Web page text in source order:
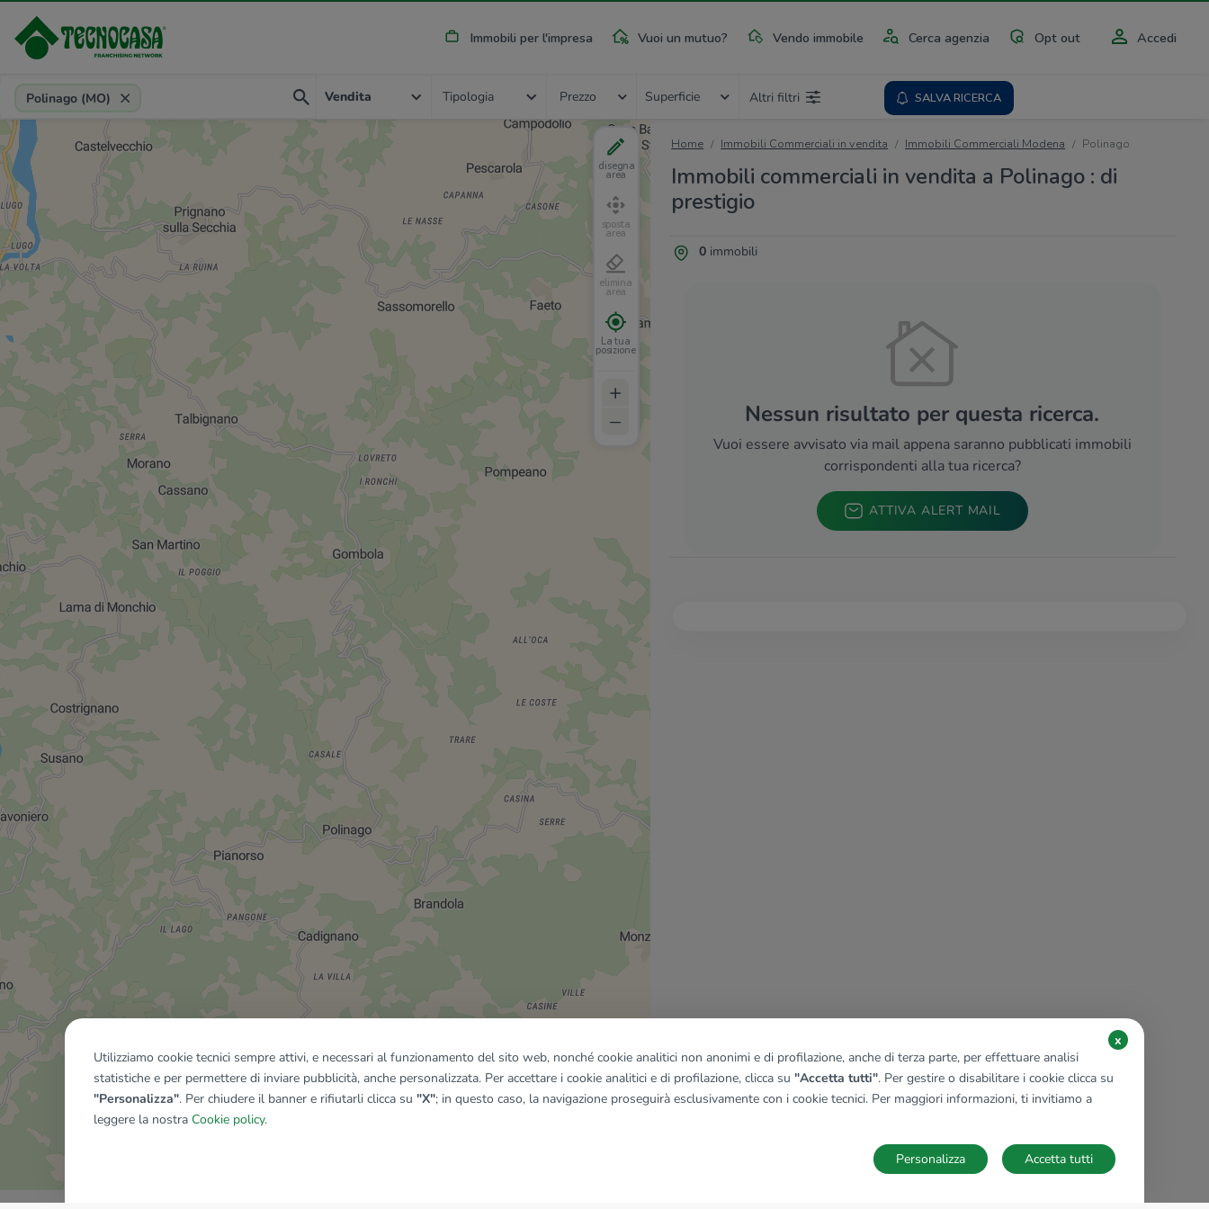
Immobili per l'impresa Vuoi un mutuo? Vendo immobile Cerca agenzia Opt out Accedi
Provincia, comune, zona, riferimento
Polinago (MO) Vendita Tipologia Prezzo Superficie Altri filtri SALVA RICERCA
Home Immobili Commerciali in vendita Immobili Commerciali Modena Polinago
Immobili commerciali in vendita a Polinago : di
prestigio
0immobili
Nessun risultato per questa ricerca.
Vuoi essere avvisato via mail appena saranno pubblicati immobili
corrispondenti alla tua ricerca?
ATTIVA ALERT MAIL
disegna
area
sposta
area
elimina
area
La tua
posizione
+
–
Mostra tutti gli immobili del riquadro
Utilizziamo cookie tecnici sempre attivi, e necessari al funzionamento del sito web, nonché cookie analitici non anonimi e di profilazione, anche di terza parte, per effettuare analisi
statistiche e per permettere di inviare pubblicità, anche personalizzata. Per accettare i cookie analitici e di profilazione, clicca su "Accetta tutti". Per gestire o disabilitare i cookie clicca su
"Personalizza". Per chiudere il banner e rifiutarli clicca su "X"; in questo caso, la navigazione proseguirà esclusivamente con i cookie tecnici. Per maggiori informazioni, ti invitiamo a
leggere la nostra Cookie policy.
x
Accetta tutti
Personalizza